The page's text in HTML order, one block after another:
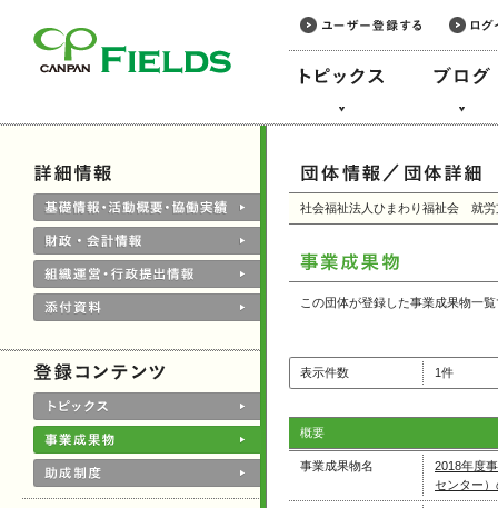
社会福祉法人ひまわり福祉会 就労
この団体が登録した事業成果物一
表示件数 1件
概要
事業成果物名
2018年度
センター